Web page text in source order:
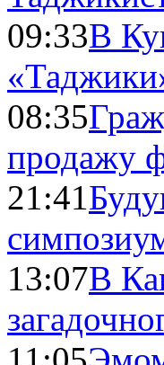
09:33В
08:35
продажу
21:41
13:07В